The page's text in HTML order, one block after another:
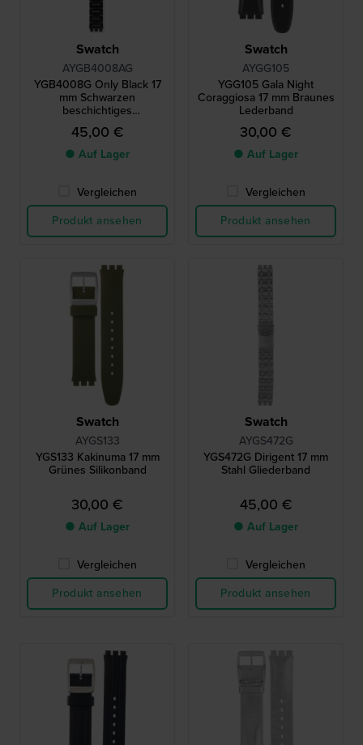
Swatch
AYGB4008AG
YGB4008G Only Black 17
mm Schwarzen
beschichtiges
Aluminiumband
45,00 €
● Auf Lager
Vergleichen
Produkt ansehen
Swatch
AYGG105
YGG105 Gala Night
Coraggiosa 17 mm Braunes
Lederband
30,00 €
● Auf Lager
Vergleichen
Produkt ansehen
Swatch
AYGS133
YGS133 Kakinuma 17 mm
Grünes Silikonband
30,00 €
● Auf Lager
Vergleichen
Produkt ansehen
Swatch
AYGS472G
YGS472G Dirigent 17 mm
Stahl Gliederband
45,00 €
● Auf Lager
Vergleichen
Produkt ansehen